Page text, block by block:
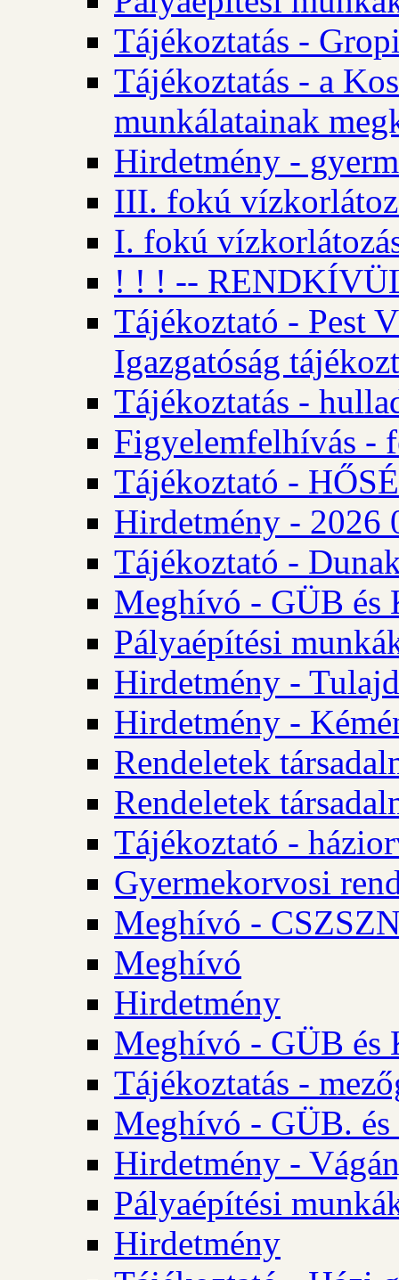
Tájékoztatás -
Tájékoztatás - a
munkálatainak
Hirdetmény -
III. fokú
I. fokú
! ! ! --
Tájékoztató - Pest
Igazgatóság
Tájékoztatás -
Figyelemfelhívás -
Tájékoztató -
Hirdetmény - 2026
Tájékoztató -
Meghívó - GÜB és
Pályaépítési
Hirdetmény -
Hirdetmény -
Rendeletek
Rendeletek
Tájékoztató -
Gyermekorvosi
Meghívó -
Meghívó
Hirdetmény
Meghívó - GÜB és
Tájékoztatás -
Meghívó - GÜB.
Hirdetmény -
Pályaépítési
Hirdetmény